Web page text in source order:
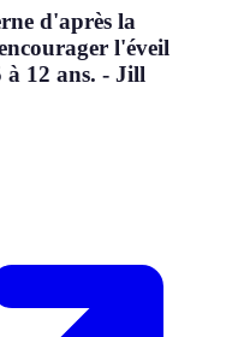
d'après la
l'éveil
à 12 ans. - Jill